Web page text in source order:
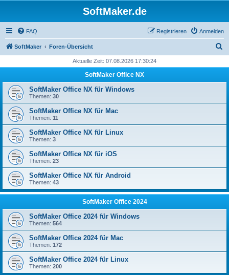
SoftMaker.de
FAQ Anmelden
Registrieren
SoftMaker Foren-Übersicht
h
Aktuelle Zeit: 07.08.2026 17:30:24
SoftMaker Office NX
SoftMaker Office NX für Windows
Themen: 30
SoftMaker Office NX für Mac
Themen: 11
SoftMaker Office NX für Linux
Themen: 3
SoftMaker Office NX für iOS
Themen: 23
SoftMaker Office NX für Android
Themen: 43
SoftMaker Office 2024
SoftMaker Office 2024 für Windows
Themen: 564
SoftMaker Office 2024 für Mac
Themen: 172
SoftMaker Office 2024 für Linux
Themen: 200